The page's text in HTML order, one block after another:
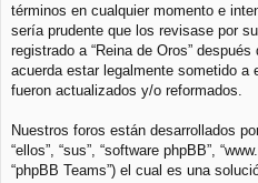
términos en cualquier momento e
sería prudente que los revisase por
registrado a “Reina de Oros”
acuerda estar legalmente sometido
fueron actualizados y/o reformados.
Nuestros foros están desarrollados
“ellos”, “sus”, “software phpBB”,
“phpBB Teams”) el cual es una